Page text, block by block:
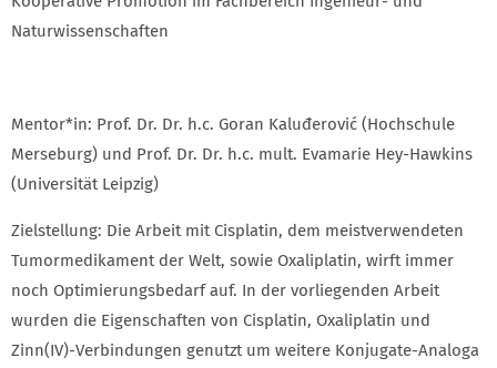
Naturwissenschaften
Mentor*in: Prof. Dr. Dr. h.c. Goran Kaluđerović (Hochschule
Merseburg) und Prof. Dr. Dr. h.c. mult. Evamarie Hey-Hawkins
(Universität Leipzig)
Zielstellung: Die Arbeit mit Cisplatin, dem meistverwendeten
Tumormedikament der Welt, sowie Oxaliplatin, wirft immer
noch Optimierungsbedarf auf. In der vorliegenden Arbeit
wurden die Eigenschaften von Cisplatin, Oxaliplatin und
Zinn(IV)-Verbindungen genutzt um weitere Konjugate-Analoga